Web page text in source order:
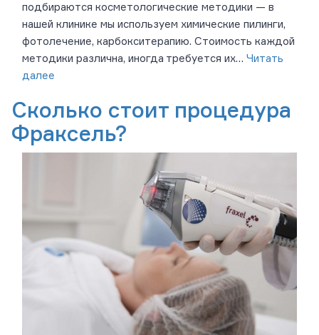
подбираются косметологические методики — в
нашей клинике мы используем химические пилинги,
фотолечение, карбокситерапию. Стоимость каждой
методики различна, иногда требуется их… Читать
далее
Сколько стоит процедура
Фраксель?